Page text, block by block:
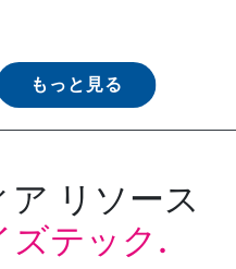
もっと見る
リソース
ズテック.